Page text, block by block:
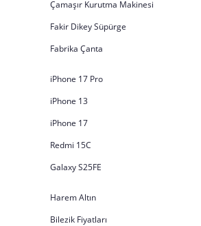
Çamaşır Kurutma Makinesi
Fakir Dikey Süpürge
Fabrika Çanta
iPhone 17 Pro
iPhone 13
iPhone 17
Redmi 15C
Galaxy S25FE
Harem Altın
Bilezik Fiyatları